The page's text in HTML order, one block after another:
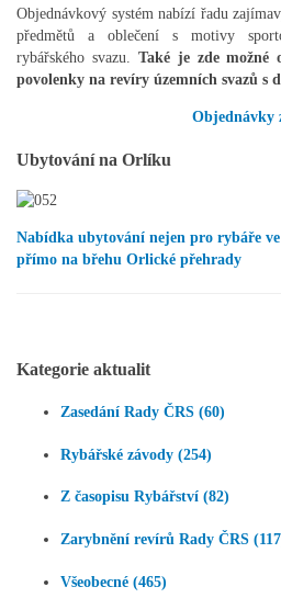
Objednávkový systém nabízí řadu
předmětů a oblečení s motivy
rybářského svazu. Také je zde možné
povolenky na revíry územních svazů s
Objednávky
Ubytování na Orlíku
Nabídka ubytování nejen pro rybáře
přímo na břehu Orlické přehrady
Kategorie aktualit
Zasedání Rady ČRS (60)
Rybářské závody (254)
Z časopisu Rybářství (82)
Zarybnění revírů Rady ČRS
Všeobecné (465)